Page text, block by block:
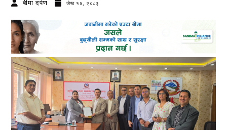
बीमा दर्पण जेष्ठ १४, २०८३